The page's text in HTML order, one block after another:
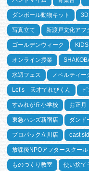
ダンボール動物キット
写真立て 新渡戸文化アフ
ゴールデンウィーク
オンライン授業
水辺フェス ノベルティー
Let’s 天才てれびくん
すみれが丘小学校 お正月
東急ハンズ新宿店 ダンド
プロパック立川店 east
放課後NPOアフタースクール
ものづくり教室 使い捨て